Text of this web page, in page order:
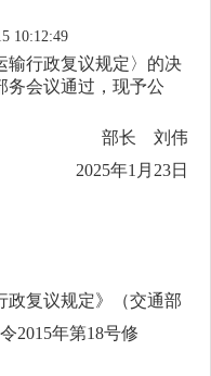
10:12:49
行政复议规定〉的决
务会议通过，现予公
部长 刘伟
2025年1月23日
政复议规定》（交通部
2015年第18号修